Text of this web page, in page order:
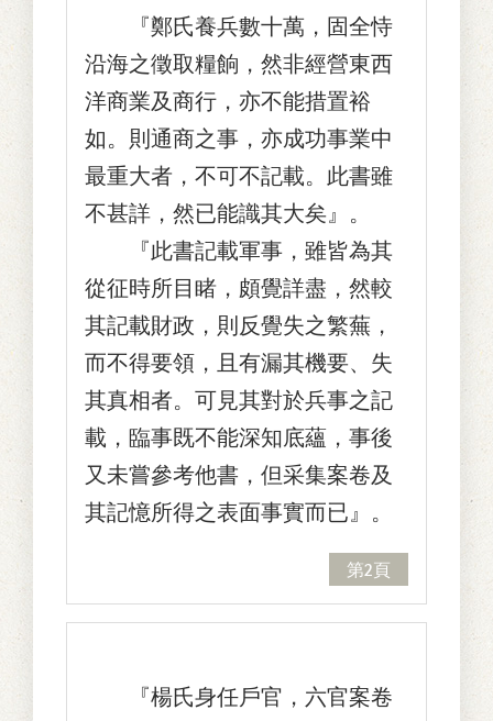
『鄭氏養兵數十萬，固全恃
沿海之徵取糧餉，然非經營東西
洋商業及商行，亦不能措置裕
如。則通商之事，亦成功事業中
最重大者，不可不記載。此書雖
不甚詳，然已能識其大矣』。
『此書記載軍事，雖皆為其
從征時所目睹，頗覺詳盡，然較
其記載財政，則反覺失之繁蕪，
而不得要領，且有漏其機要、失
其真相者。可見其對於兵事之記
載，臨事既不能深知底蘊，事後
又未嘗參考他書，但采集案卷及
其記憶所得之表面事實而已』。
第2頁
『楊氏身任戶官，六官案卷